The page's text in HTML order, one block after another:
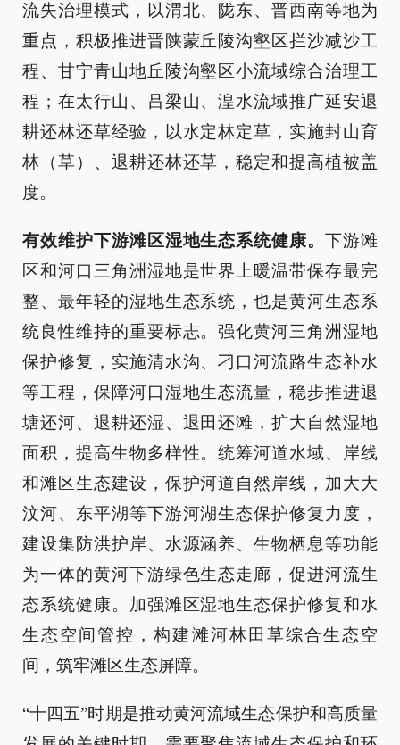
流失治理模式，以渭北、陇东、晋西南等地为
重点，积极推进晋陕蒙丘陵沟壑区拦沙减沙工
程、甘宁青山地丘陵沟壑区小流域综合治理工
程；在太行山、吕梁山、湟水流域推广延安退
耕还林还草经验，以水定林定草，实施封山育
林（草）、退耕还林还草，稳定和提高植被盖
度。
有效维护下游滩区湿地生态系统健康。下游滩
区和河口三角洲湿地是世界上暖温带保存最完
整、最年轻的湿地生态系统，也是黄河生态系
统良性维持的重要标志。强化黄河三角洲湿地
保护修复，实施清水沟、刁口河流路生态补水
等工程，保障河口湿地生态流量，稳步推进退
塘还河、退耕还湿、退田还滩，扩大自然湿地
面积，提高生物多样性。统筹河道水域、岸线
和滩区生态建设，保护河道自然岸线，加大大
汶河、东平湖等下游河湖生态保护修复力度，
建设集防洪护岸、水源涵养、生物栖息等功能
为一体的黄河下游绿色生态走廊，促进河流生
态系统健康。加强滩区湿地生态保护修复和水
生态空间管控，构建滩河林田草综合生态空
间，筑牢滩区生态屏障。
“十四五”时期是推动黄河流域生态保护和高质量